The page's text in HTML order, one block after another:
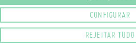
CONFIGURAR
REJEITAR TUDO